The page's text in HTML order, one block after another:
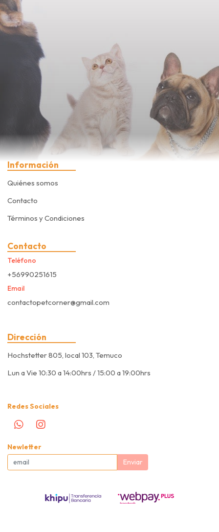
Información
Quiénes somos
Contacto
Términos y Condiciones
Contacto
Teléfono
+56990251615
Email
contactopetcorner@gmail.com
Dirección
Hochstetter 805, local 103, Temuco
Lun a Vie 10:30 a 14:00hrs / 15:00 a 19:00hrs
Redes Sociales
Newletter
Enviar